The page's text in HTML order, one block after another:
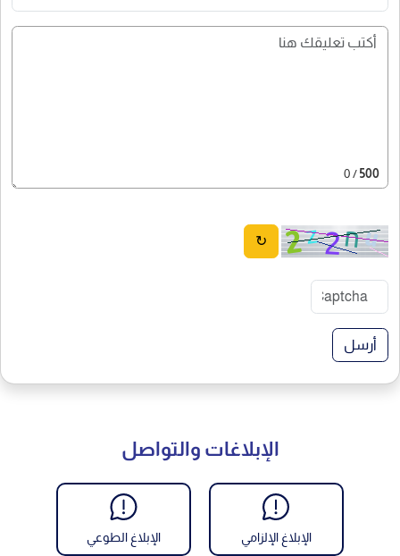
500
/ 0
↻
أرسل
الإبلاغات والتواصل
الإبلاغ الإلزامي الإبلاغ الطوعي